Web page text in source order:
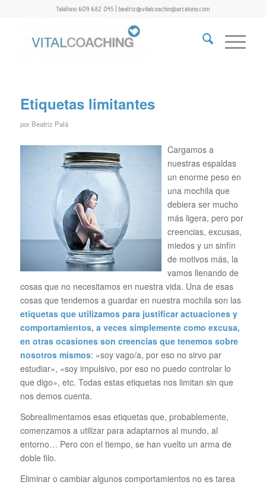
Teléfono 609 682 045 | beatriz@vitalcoachingbarcelona.com
Etiquetas limitantes
por Beatriz Palá
Cargamos a
nuestras espaldas
un enorme peso en
una mochila que
debiera ser mucho
más ligera, pero por
creencias, excusas,
miedos y un sinfín
de motivos más, la
vamos llenando de
cosas que no necesitamos en nuestra vida. Una de esas
cosas que tendemos a guardar en nuestra mochila son las
etiquetas que utilizamos para justificar actuaciones y
comportamientos, a veces simplemente como excusa,
en otras ocasiones son creencias que tenemos sobre
nosotros mismos: «soy vago/a, por eso no sirvo par
estudiar», «soy impulsivo, por eso no puedo controlar lo
que digo», etc. Todas estas etiquetas nos limitan sin que
nos demos cuenta.
Sobrealimentamos esas etiquetas que, probablemente,
comenzamos a utilizar para adaptarnos al mundo, al
entorno… Pero con el tiempo, se han vuelto un arma de
doble filo.
Eliminar o cambiar algunos comportamientos no es tarea